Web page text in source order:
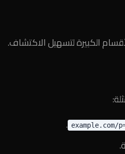
example.com/
.